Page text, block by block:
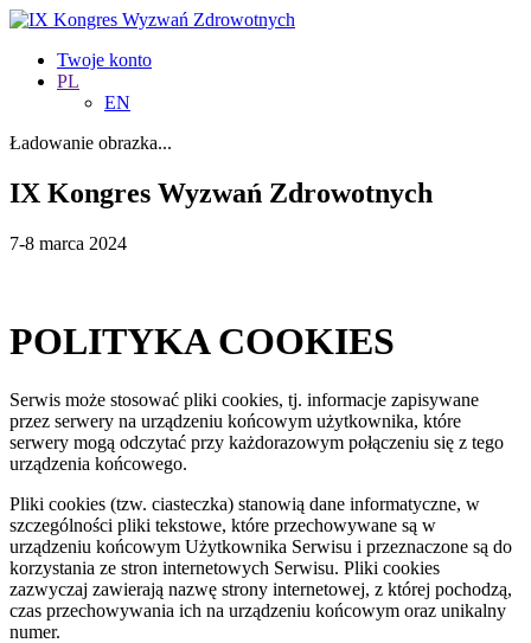
Twoje konto
PL
EN
Ładowanie obrazka...
IX Kongres Wyzwań Zdrowotnych
7-8 marca 2024
POLITYKA COOKIES
Serwis może stosować pliki cookies, tj. informacje zapisywane
przez serwery na urządzeniu końcowym użytkownika, które
serwery mogą odczytać przy każdorazowym połączeniu się z tego
urządzenia końcowego.
Pliki cookies (tzw. ciasteczka) stanowią dane informatyczne, w
szczególności pliki tekstowe, które przechowywane są w
urządzeniu końcowym Użytkownika Serwisu i przeznaczone są do
korzystania ze stron internetowych Serwisu. Pliki cookies
zazwyczaj zawierają nazwę strony internetowej, z której pochodzą,
czas przechowywania ich na urządzeniu końcowym oraz unikalny
numer.